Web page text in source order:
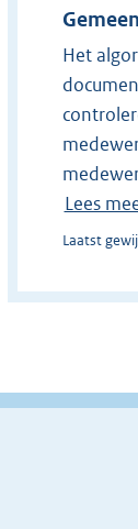
Het
Lees
Laatst